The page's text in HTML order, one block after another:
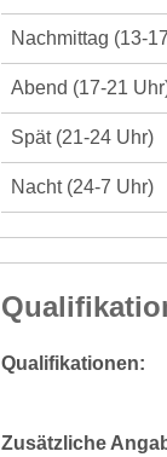
Nachmittag (13-
Abend (17-21
Spät (21-24 Uhr)
Nacht (24-7 Uhr)
Qualifikationen:
Zusätzliche